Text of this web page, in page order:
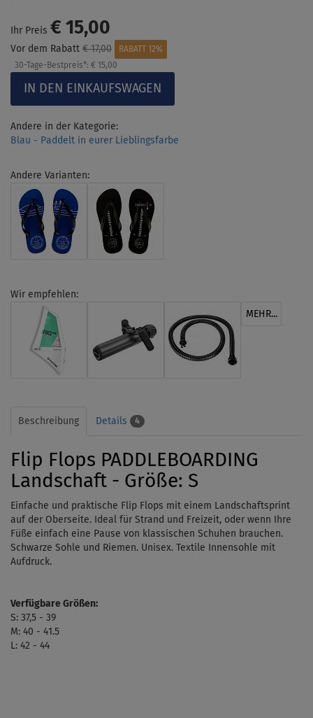
Ihr Preis € 15,00
Vor dem Rabatt € 17,00
RABATT 12%
30-Tage-Bestpreis*: € 15,00
Andere in der Kategorie:
Blau - Paddelt in eurer Lieblingsfarbe
Andere Varianten:
Wir empfehlen:
MEHR...
Beschreibung Details 4
Flip Flops PADDLEBOARDING
Landschaft - Größe: S
Einfache und praktische Flip Flops mit einem Landschaftsprint
auf der Oberseite. Ideal für Strand und Freizeit, oder wenn Ihre
Füße einfach eine Pause von klassischen Schuhen brauchen.
Schwarze Sohle und Riemen. Unisex. Textile Innensohle mit
Aufdruck.
Verfügbare Größen:
S: 37,5 - 39
M: 40 - 41.5
L: 42 - 44